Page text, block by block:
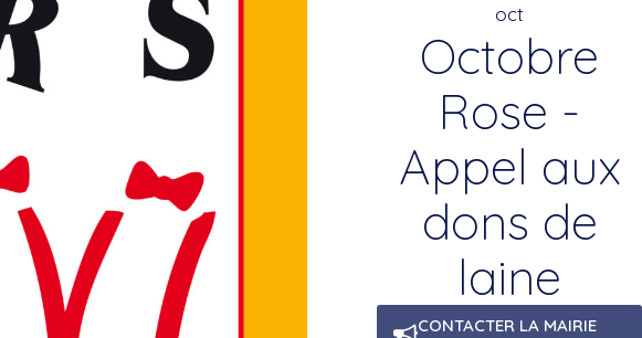
oct
Octobre
Rose -
Appel aux
dons de
laine
CONTACTER LA MAIRIE